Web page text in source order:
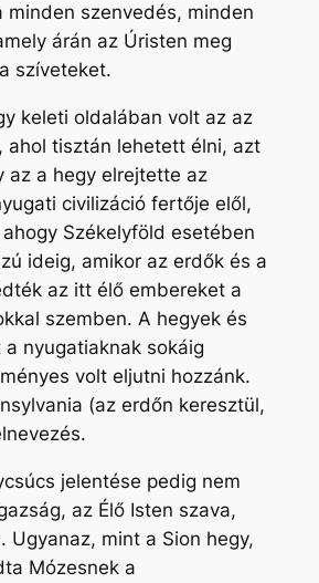
minden szenvedés, minden
árán az Úristen meg
szíveteket.
keleti oldalában volt az az
ahol tisztán lehetett élni, azt
az a hegy elrejtette az
civilizáció fertője elől,
Székelyföld esetében
ideig, amikor az erdők és a
az itt élő embereket a
szemben. A hegyek és
nyugatiaknak sokáig
volt eljutni hozzánk.
(az erdőn keresztül,
jelentése pedig nem
az Élő Isten szava,
Ugyanaz, mint a Sion hegy,
Mózesnek a